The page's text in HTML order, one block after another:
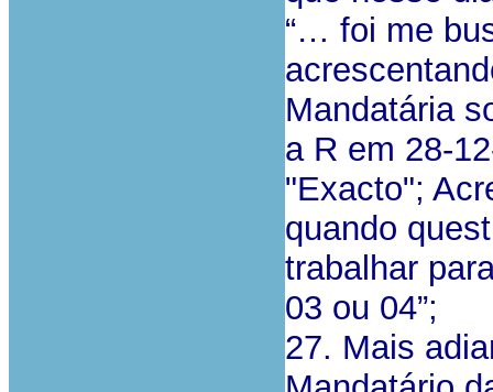
“… foi me
Mandatária
a R em 28-
"Exacto";
quando
trabalhar
03 ou 04”;
27. Mais